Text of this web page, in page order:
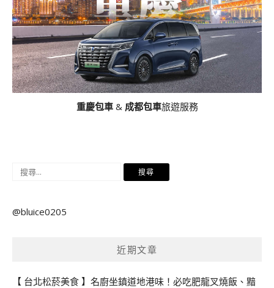
重慶包車& 成都包車旅遊服務
搜
鍵
@bluice0205
近期文章
【 台北松菸美食 】名廚坐鎮道地港味！必吃肥龍叉燒飯、黯